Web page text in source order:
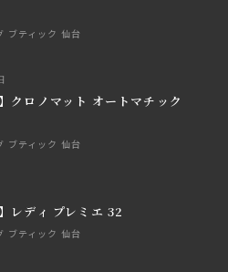
ブティック 仙台
クロノマット オートマチック
ブティック 仙台
レディ プレミエ 32
ブティック 仙台